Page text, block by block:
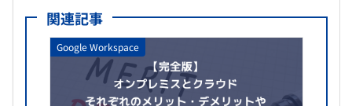
関連記事
Google Workspace